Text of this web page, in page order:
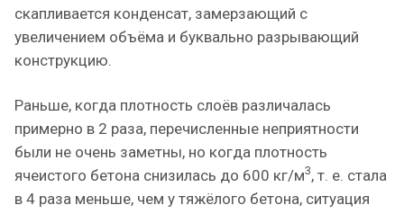
скапливается конденсат, замерзающий с
увеличением объёма и буквально разрывающий
конструкцию.
Раньше, когда плотность слоёв различалась
примерно в 2 раза, перечисленные неприятности
были не очень заметны, но когда плотность
ячеистого бетона снизилась до 600 кг/м3, т. е. стала
в 4 раза меньше, чем у тяжёлого бетона, ситуация